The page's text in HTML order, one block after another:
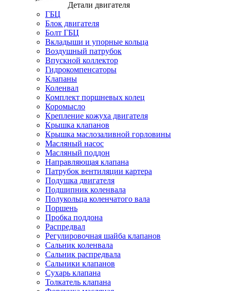
Детали двигателя
ГБЦ
Блок двигателя
Болт ГБЦ
Вкладыши и упорные кольца
Воздушный патрубок
Впускной коллектор
Гидрокомпенсаторы
Клапаны
Коленвал
Комплект поршневых колец
Коромысло
Крепление кожуха двигателя
Крышка клапанов
Крышка маслозаливной горловины
Масляный насос
Масляный поддон
Направляющая клапана
Патрубок вентиляции картера
Подушка двигателя
Подшипник коленвала
Полукольца коленчатого вала
Поршень
Пробка поддона
Распредвал
Регулировочная шайба клапанов
Сальник коленвала
Сальник распредвала
Сальники клапанов
Сухарь клапана
Толкатель клапана